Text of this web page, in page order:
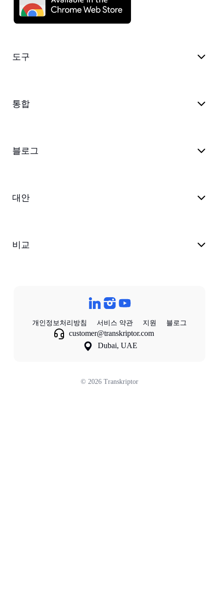
도구
통합
블로그
대안
비교
개인정보처리방침 서비스 약관 지원 블로그
customer@transkriptor.com
Dubai, UAE
© 2026 Transkriptor